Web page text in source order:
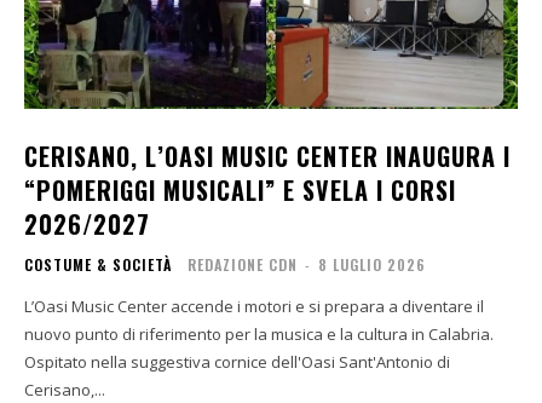
CERISANO, L’OASI MUSIC CENTER INAUGURA I
“POMERIGGI MUSICALI” E SVELA I CORSI
2026/2027
COSTUME & SOCIETÀ REDAZIONE CDN - 8 LUGLIO 2026
L’Oasi Music Center accende i motori e si prepara a diventare il
nuovo punto di riferimento per la musica e la cultura in Calabria.
Ospitato nella suggestiva cornice dell'Oasi Sant'Antonio di
Cerisano,...